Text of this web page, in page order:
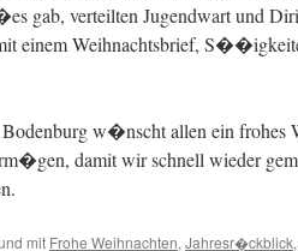
gab, verteilten Jugendwart und
einem Weihnachtsbrief,
w�nscht allen ein frohes
damit wir schnell wieder
mit Frohe Weihnachten, Jahresr�ckblick,